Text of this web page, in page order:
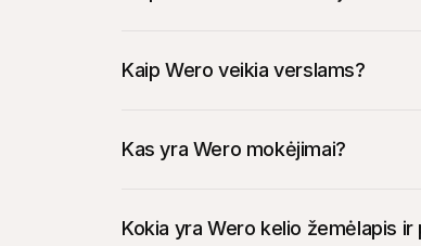
Jie nuskenuoja QR kodą arba
Kaip Wero veikia verslams?
Kas yra Wero mokėjimai?
Kokia yra Wero kelio žemėlapis ir